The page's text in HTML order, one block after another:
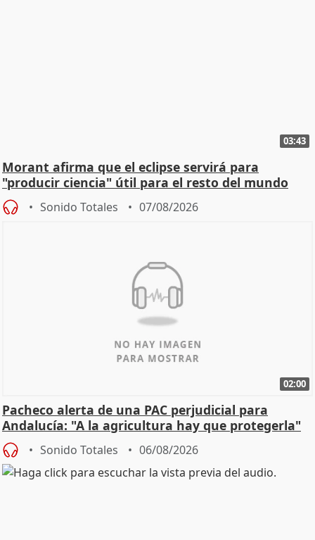
03:43
Morant afirma que el eclipse servirá para
"producir ciencia" útil para el resto del mundo
Sonido Totales 07/08/2026
02:00
Pacheco alerta de una PAC perjudicial para
Andalucía: "A la agricultura hay que protegerla"
Sonido Totales 06/08/2026